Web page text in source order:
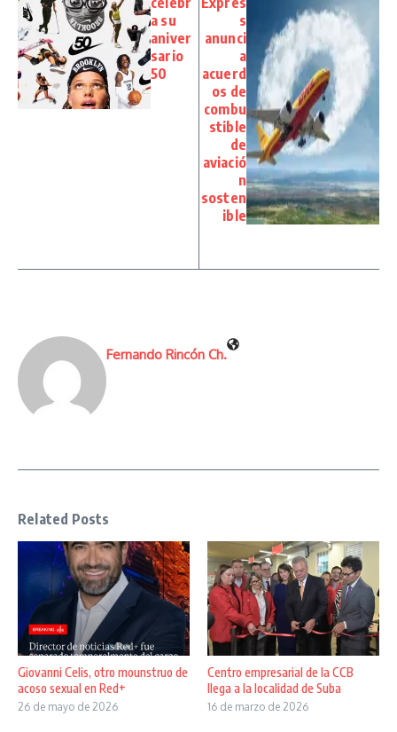
a su
aniver
sario
50
s
anunci
a
acuerd
os de
combu
stible
de
aviació
n
sosten
ible
Fernando Rincón Ch.
Related Posts
Giovanni Celis, otro mounstruo de
acoso sexual en Red+
26 de mayo de 2026
Centro empresarial de la CCB
llega a la localidad de Suba
16 de marzo de 2026